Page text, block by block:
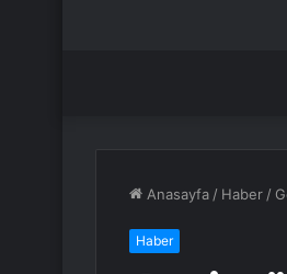
Anasayfa / Haber /
Haber